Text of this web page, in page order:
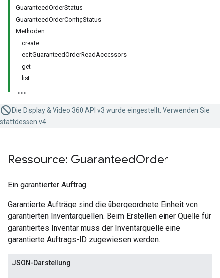
GuaranteedOrderStatus
GuaranteedOrderConfigStatus
Methoden
create
editGuaranteedOrderReadAccessors
get
list
Die Display & Video 360 API v3 wurde eingestellt. Verwenden Sie
stattdessen v4
Ressource: GuaranteedOrder
Ein garantierter Auftrag.
Garantierte Aufträge sind die übergeordnete Einheit von
garantierten Inventarquellen. Beim Erstellen einer Quelle für
garantiertes Inventar muss der Inventarquelle eine
garantierte Auftrags-ID zugewiesen werden.
JSON-Darstellung